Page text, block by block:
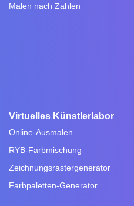
Malen nach Zahlen
Virtuelles Künstlerlabor
Online-Ausmalen
RYB-Farbmischung
Zeichnungsrastergenerator
Farbpaletten-Generator